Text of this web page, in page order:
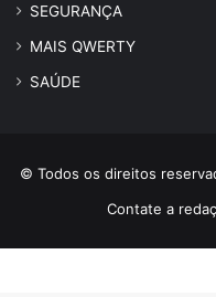
SEGURANÇA
MAIS QWERTY
SAÚDE
© Todos os direitos
Contate a